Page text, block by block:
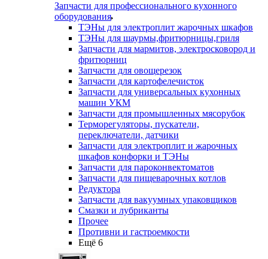
Запчасти для профессионального кухонного
оборудования
ТЭНы для электроплит жарочных шкафов
ТЭНы для шаурмы,фритюрницы,гриля
Запчасти для мармитов, электросковород и
фритюрниц
Запчасти для овощерезок
Запчасти для картофелечисток
Запчасти для универсальных кухонных
машин УКМ
Запчасти для промышленных мясорубок
Терморегуляторы, пускатели,
переключатели, датчики
Запчасти для электроплит и жарочных
шкафов конфорки и ТЭНы
Запчасти для пароконвектоматов
Запчасти для пищеварочных котлов
Редуктора
Запчасти для вакуумных упаковщиков
Смазки и лубриканты
Прочее
Противни и гастроемкости
Ещё 6